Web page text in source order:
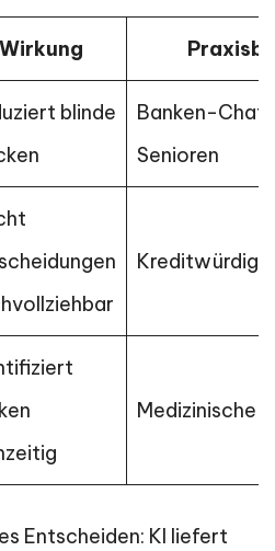
Wirkung
blinde
Banken-
Senioren
Medizinische
Entscheiden: KI liefert